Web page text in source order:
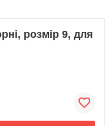
розмір 9, для